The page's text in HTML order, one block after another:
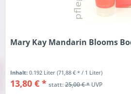
Mary Kay Mandarin Blooms
Inhalt:0.192 Liter(71,88 € * / 1 Liter)
13,80 € * statt:25,00 € *UVP